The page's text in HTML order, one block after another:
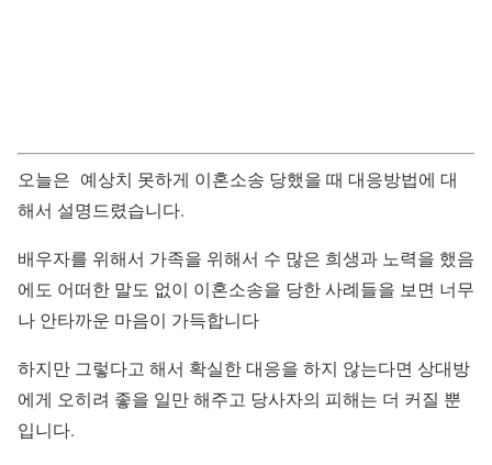
오늘은 예상치 못하게 이혼소송 당했을 때 대응방법에 대
해서 설명드렸습니다.
배우자를 위해서 가족을 위해서 수 많은 희생과 노력을 했음
에도 어떠한 말도 없이 이혼소송을 당한 사례들을 보면 너무
나 안타까운 마음이 가득합니다
하지만 그렇다고 해서 확실한 대응을 하지 않는다면 상대방
에게 오히려 좋을 일만 해주고 당사자의 피해는 더 커질 뿐
입니다.